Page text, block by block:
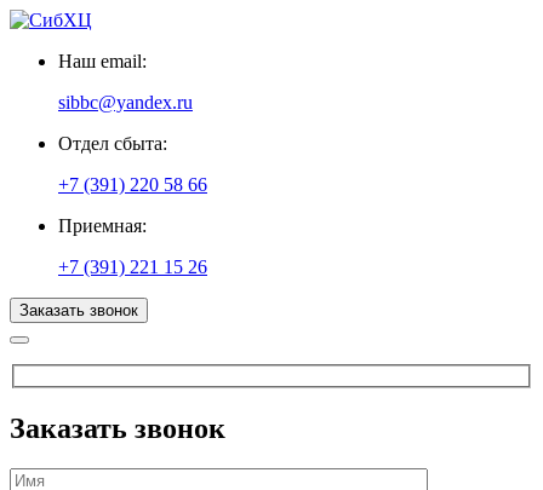
Наш email:
sibbc@yandex.ru
Отдел сбыта:
+7 (391) 220 58 66
Приемная:
+7 (391) 221 15 26
Заказать звонок
Заказать звонок